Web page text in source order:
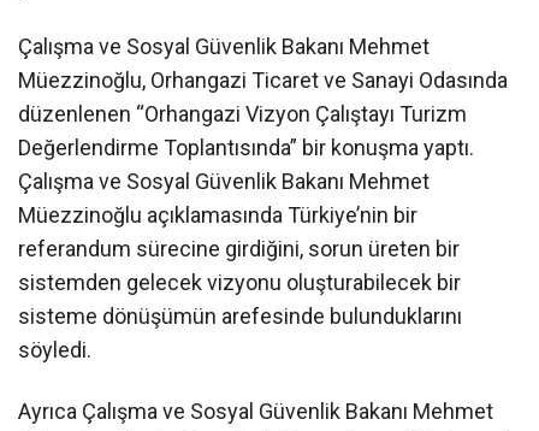
Çalışma ve Sosyal Güvenlik Bakanı Mehmet
Müezzinoğlu, Orhangazi Ticaret ve Sanayi Odasında
düzenlenen “Orhangazi Vizyon Çalıştayı Turizm
Değerlendirme Toplantısında” bir konuşma yaptı.
Çalışma ve Sosyal Güvenlik Bakanı Mehmet
Müezzinoğlu açıklamasında Türkiye’nin bir
referandum sürecine girdiğini, sorun üreten bir
sistemden gelecek vizyonu oluşturabilecek bir
sisteme dönüşümün arefesinde bulunduklarını
söyledi.
Ayrıca Çalışma ve Sosyal Güvenlik Bakanı Mehmet